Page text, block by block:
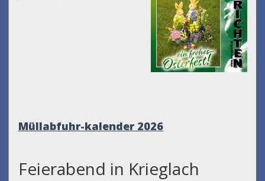
Müllabfuhr-kalender 2026
Feierabend in Krieglach